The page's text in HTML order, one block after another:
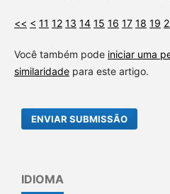
<< < 11 12 13 14 15 16 17 18 19
Você também pode iniciar uma
similaridadepara este artigo.
ENVIAR SUBMISSÃO
IDIOMA